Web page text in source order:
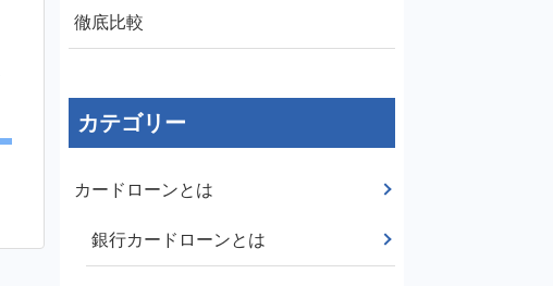
徹底比較
カテゴリー
カードローンとは
銀行カードローンとは